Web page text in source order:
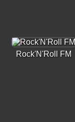
Rock'N'Roll FM